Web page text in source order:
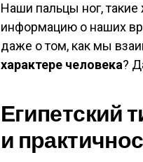
Наши пальцы ног, такие
информацию о наших
даже о том, как мы
характере человека?
Египетский
и